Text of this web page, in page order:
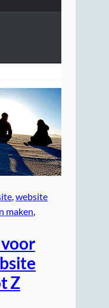
, website
maken
Z